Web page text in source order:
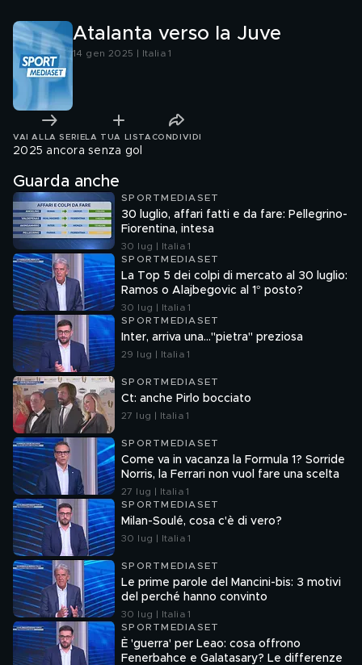
Atalanta verso la Juve
14 gen 2025 | Italia 1
VAI ALLA SERIE LA TUA LISTA CONDIVIDI
2025 ancora senza gol
Guarda anche
SPORTMEDIASET
30 luglio, affari fatti e da fare: Pellegrino-
Fiorentina, intesa
30 lug | Italia 1
SPORTMEDIASET
La Top 5 dei colpi di mercato al 30 luglio:
Ramos o Alajbegovic al 1° posto?
30 lug | Italia 1
SPORTMEDIASET
Inter, arriva una..."pietra" preziosa
29 lug | Italia 1
SPORTMEDIASET
Ct: anche Pirlo bocciato
27 lug | Italia 1
SPORTMEDIASET
Come va in vacanza la Formula 1? Sorride
Norris, la Ferrari non vuol fare una scelta
27 lug | Italia 1
SPORTMEDIASET
Milan-Soulé, cosa c'è di vero?
30 lug | Italia 1
SPORTMEDIASET
Le prime parole del Mancini-bis: 3 motivi
del perché hanno convinto
30 lug | Italia 1
SPORTMEDIASET
È 'guerra' per Leao: cosa offrono
Fenerbahce e Galatasary? Le differenze